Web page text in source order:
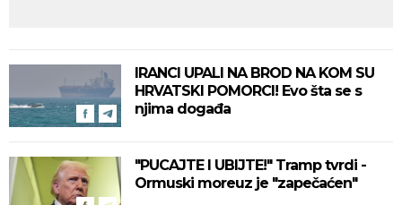
IRANCI UPALI NA BROD NA KOM SU
HRVATSKI POMORCI! Evo šta se s
njima događa
"PUCAJTE I UBIJTE!" Tramp tvrdi -
Ormuski moreuz je "zapečaćen"